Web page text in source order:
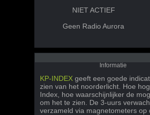
NIET ACTIEF
Geen Radio Aurora
Informatie
KP-INDEX geeft een goede
zien van het noorderlicht. Hoe
Index, hoe waarschijnlijker de
om het te zien. De 3-uurs
verzameld via magnetometers op